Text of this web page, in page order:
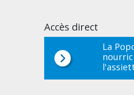
Accès direct
La